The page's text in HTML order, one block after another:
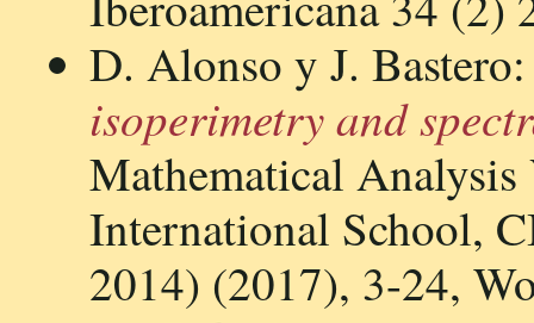
D. Alonso y J.
isoperimetry and
Mathematical
International School,
2014) (2017), 3-24,